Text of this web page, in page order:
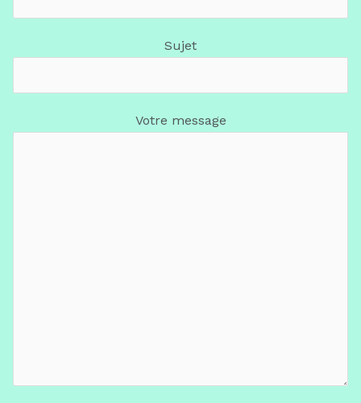
Sujet
Votre message